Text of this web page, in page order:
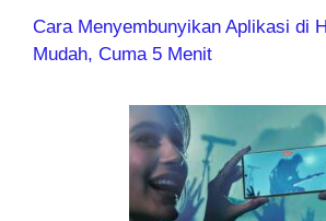
Cara Menyembunyikan Aplikasi di
Mudah, Cuma 5 Menit